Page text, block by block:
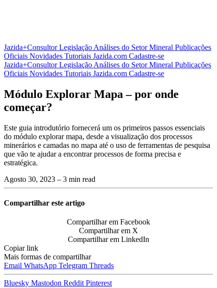
Jazida+ConsultorLegislação Análises do Setor Mineral Publicações
Oficiais Novidades Tutoriais Jazida.com Cadastre-se
Jazida+ConsultorLegislação Análises do Setor Mineral Publicações
Oficiais Novidades Tutoriais Jazida.com Cadastre-se
Módulo Explorar Mapa – por onde
começar?
Este guia introdutório fornecerá um os primeiros passos essenciais
do módulo explorar mapa, desde a visualização dos processos
minerários e camadas no mapa até o uso de ferramentas de pesquisa
que vão te ajudar a encontrar processos de forma precisa e
estratégica.
Agosto 30, 2023 – 3 min read
Compartilhar este artigo
Compartilhar em Facebook
Compartilhar em X
Compartilhar em LinkedIn
Copiar link
Mais formas de compartilhar
Email WhatsApp Telegram Threads
Bluesky Mastodon Reddit Pinterest